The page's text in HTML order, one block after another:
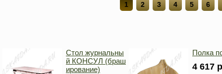
1 2 3 4 5 6
Стол журнальны
й КОНСУЛ (браш
ирование)
Полка
4 617